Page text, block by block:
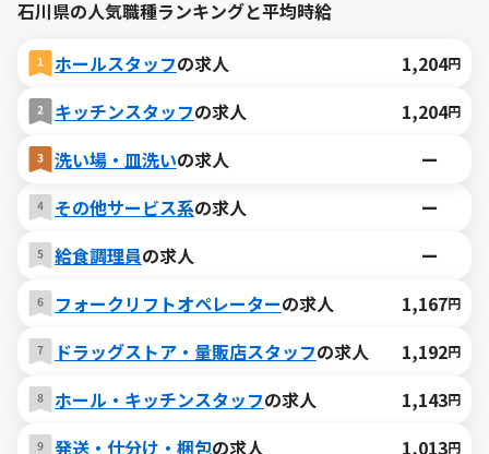
石川県の人気職種ランキングと平均時給
ホールスタッフの求人 1,204円
キッチンスタッフの求人 1,204円
洗い場・皿洗いの求人
ー
その他サービス系の求人
ー
給食調理員の求人
ー
フォークリフトオペレーターの求人 1,167円
ドラッグストア・量販店スタッフの求人 1,192円
ホール・キッチンスタッフの求人 1,143円
発送・仕分け・梱包の求人 1,013円